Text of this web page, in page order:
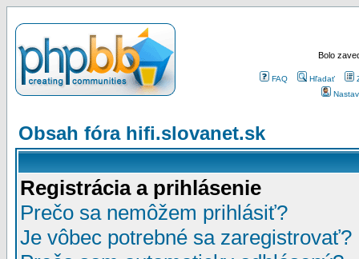
Bolo
FAQ Hľadať
Obsah fóra hifi.slovanet.sk
Registrácia a prihlásenie
Prečo sa nemôžem prihlásiť?
Je vôbec potrebné sa zaregistrovať?